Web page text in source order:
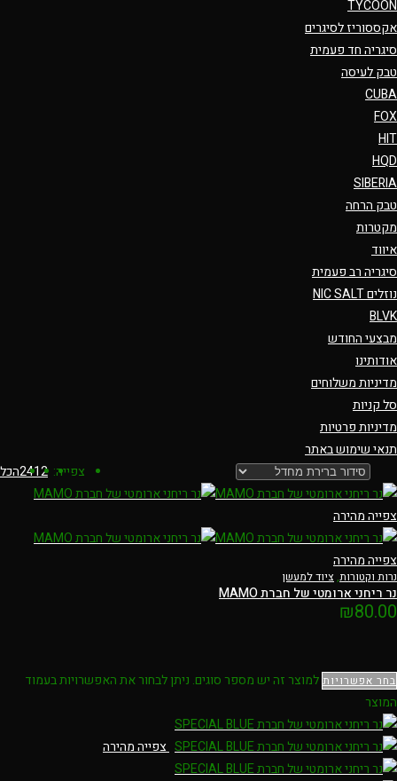
TYCOON
אקססוריז לסיגרים
סיגריה חד פעמית
טבק לעיסה
CUBA
FOX
HIT
HQD
SIBERIA
טבק הרחה
מקטרות
איווד
סיגריה רב פעמית
נוזלים NIC SALT
BLVK
מבצעי החודש
אודותינו
מדיניות משלוחים
סל קניות
מדיניות פרטיות
תנאי שימוש באתר
צפייה: 12
24הכל
צפייה מהירה
צפייה מהירה
נרות וקטורות, ציוד למעשן
נר ריחני ארומטי של חברת MAMO
₪80.00
בחר אפשרויות למוצר זה יש מספר סוגים. ניתן לבחור את האפשרויות בעמוד
המוצר
צפייה מהירה